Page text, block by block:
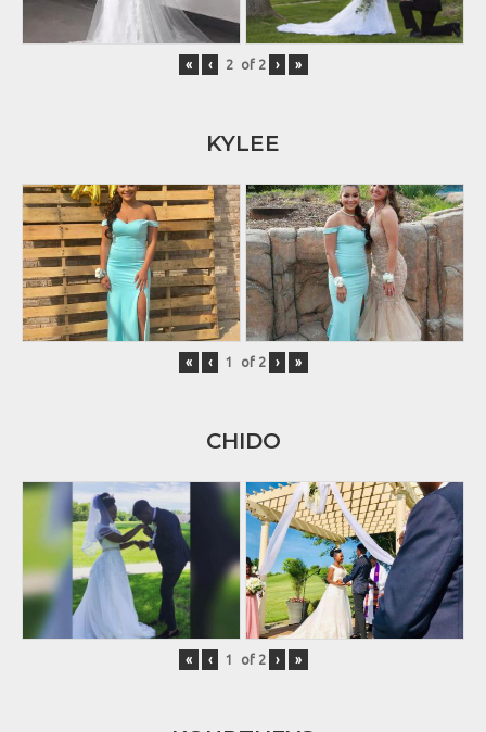
« ‹ of 2 › »
KYLEE
« ‹ of 2 › »
CHIDO
« ‹ of 2 › »